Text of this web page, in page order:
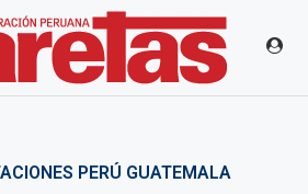
PERÚ GUATEMALA